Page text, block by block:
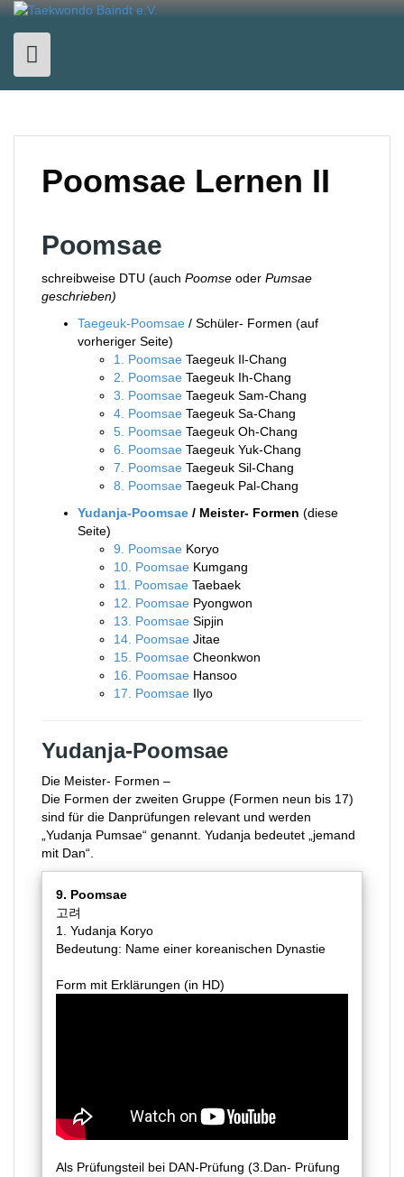
Skip
content
Poomsae Lernen II
Poomsae
schreibweise DTU (auch Poomse oder Pumsae
geschrieben)
Taegeuk-Poomsae / Schüler- Formen (auf
vorheriger Seite)
1. Poomsae Taegeuk Il-Chang
2. Poomsae Taegeuk Ih-Chang
3. Poomsae Taegeuk Sam-Chang
4. Poomsae Taegeuk Sa-Chang
5. Poomsae Taegeuk Oh-Chang
6. Poomsae Taegeuk Yuk-Chang
7. Poomsae Taegeuk Sil-Chang
8. Poomsae Taegeuk Pal-Chang
Yudanja-Poomsae / Meister- Formen (diese
Seite)
9. Poomsae Koryo
10. Poomsae Kumgang
11. Poomsae Taebaek
12. Poomsae Pyongwon
13. Poomsae Sipjin
14. Poomsae Jitae
15. Poomsae Cheonkwon
16. Poomsae Hansoo
17. Poomsae Ilyo
Yudanja-Poomsae
Die Meister- Formen –
Die Formen der zweiten Gruppe (Formen neun bis 17)
sind für die Danprüfungen relevant und werden
„Yudanja Pumsae“ genannt. Yudanja bedeutet „jemand
mit Dan“.
9. Poomsae
고려
1. Yudanja Koryo
Bedeutung: Name einer koreanischen Dynastie
Form mit Erklärungen (in HD)
Als Prüfungsteil bei DAN-Prüfung (3.Dan- Prüfung